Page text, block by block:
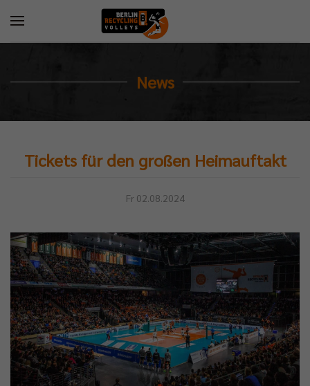
News
Tickets für den großen Heimauftakt
Fr 02.08.2024